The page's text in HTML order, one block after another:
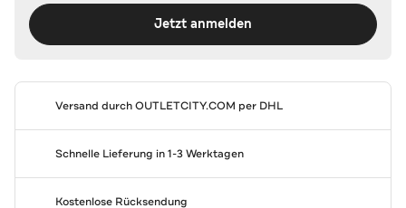
Jetzt anmelden
Versand durchOUTLETCITY.COM per DHL
Schnelle Lieferung in 1-3 Werktagen
Kostenlose Rücksendung